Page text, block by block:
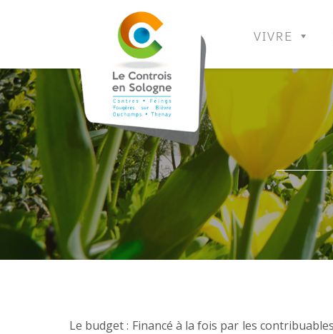
VIVRE
Le budget : Financé à la fois par les